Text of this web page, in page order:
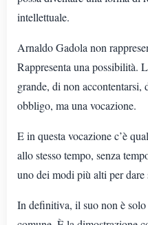
intellettuale.
Arnaldo Gadola non
Rappresenta una possibilità.
grande, di non
obbligo, ma una vocazione.
E in questa vocazione c’è
allo stesso tempo, senza
uno dei modi più alti per dare
In definitiva, il suo non è